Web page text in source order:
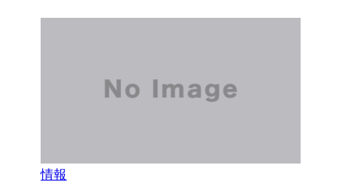
情報